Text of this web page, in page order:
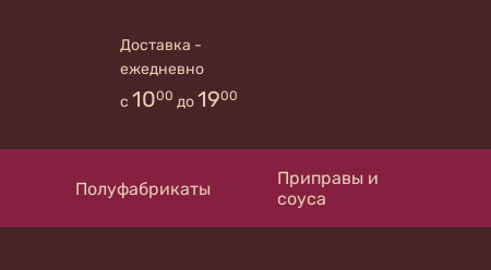
Доставка -
ежедневно
с 1000 до1900
Полуфабрикаты
Приправы и
соуса